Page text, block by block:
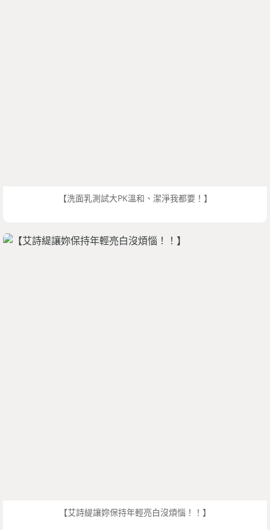
【洗面乳測試大PK溫和、潔淨我都要！】
【艾詩緹讓妳保持年輕亮白沒煩惱！！】